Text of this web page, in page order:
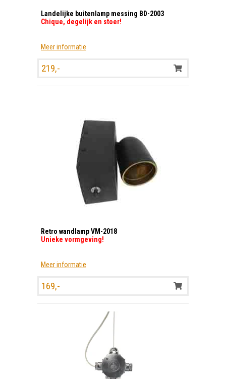
Landelijke buitenlamp messing BD-2003
Chique, degelijk en stoer!
Meer informatie
219,-
Retro wandlamp VM-2018
Unieke vormgeving!
Meer informatie
169,-